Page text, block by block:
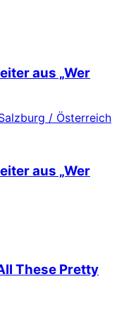
aus „Wer
/ Österreich
aus „Wer
These Pretty